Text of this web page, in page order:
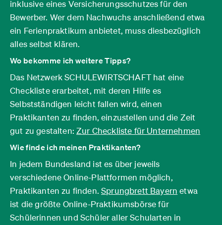
inklusive eines Versicherungsschutzes für den
Bewerber. Wer dem Nachwuchs anschließend etwa
ein Ferienpraktikum anbietet, muss diesbezüglich
alles selbst klären.
Wo bekomme ich weitere Tipps?
Das Netzwerk SCHULEWIRTSCHAFT hat eine
Checkliste erarbeitet, mit deren Hilfe es
Selbstständigen leicht fallen wird, einen
Praktikanten zu finden, einzustellen und die Zeit
gut zu gestalten:Zur Checkliste für Unternehmen
Wie finde ich meinen Praktikanten?
In jedem Bundesland ist es über jeweils
verschiedene Online-Plattformen möglich,
Praktikanten zu finden.Sprungbrett Bayern etwa
ist die größte Online-Praktikumsbörse für
Schülerinnen und Schüler aller Schularten in